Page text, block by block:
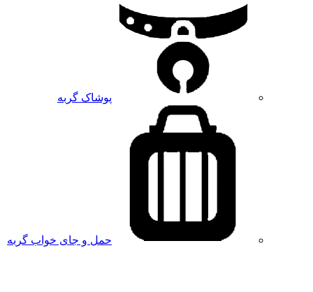
پوشاک گربه
حمل و جای خواب گربه